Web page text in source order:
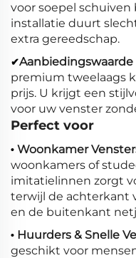
voor soepel
installatie duurt
extra gereedschap.
✔Aanbiedingswaarde
premium tweelaags
prijs. U krijgt een
voor uw venster
Perfect voor
• Woonkamer
woonkamers of
imitatielinnen zorgt
terwijl de achterkant
en de buitenkant
• Huurders & Snelle
geschikt voor